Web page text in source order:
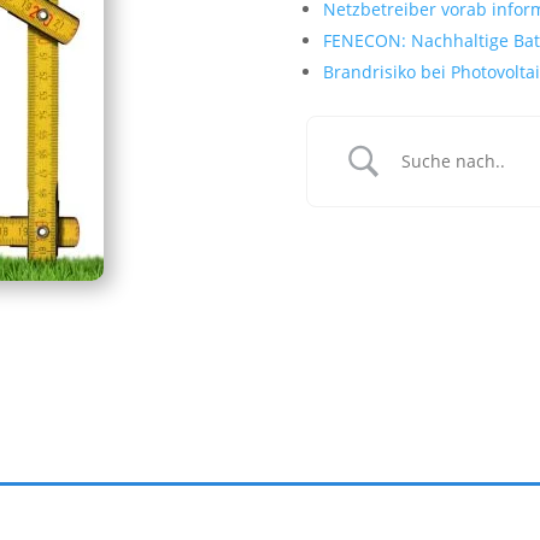
Netzbetreiber vorab
FENECON: Nachhaltige
Brandrisiko bei